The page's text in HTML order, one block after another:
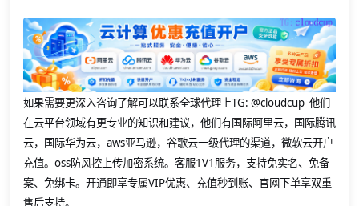
如果需要更深入咨询了解可以联系全球代理上TG: @cloudcup 他们
在云平台领域有更专业的知识和建议，他们有国际阿里云，国际腾讯
云，国际华为云，aws亚马逊，谷歌云一级代理的渠道，微软云开户
充值。oss防风控上传加密系统。客服1V1服务，支持免实名、免备
案、免绑卡。开通即享专属VIP优惠、充值秒到账、官网下单享双重
售后支持。